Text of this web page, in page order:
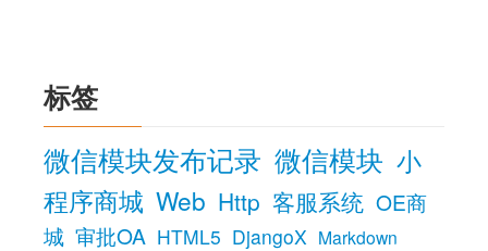
标签
微信模块发布记录 微信模块 小
程序商城 Web Http 客服系统 OE商
城 审批OA HTML5 DjangoX Markdown